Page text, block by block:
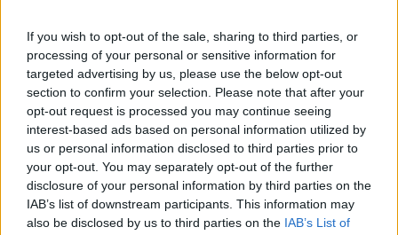
If you wish to opt-out of the sale, sharing to third parties, or
processing of your personal or sensitive information for
targeted advertising by us, please use the below opt-out
section to confirm your selection. Please note that after your
opt-out request is processed you may continue seeing
interest-based ads based on personal information utilized by
us or personal information disclosed to third parties prior to
your opt-out. You may separately opt-out of the further
disclosure of your personal information by third parties on the
IAB’s list of downstream participants. This information may
also be disclosed by us to third parties on the IAB’s List of
Είχα περάσει μήνες προετοιμάζοντας αυτή τη
μέρα. Μόνο το φόρεμα κόστισε σχεδόν μισό
χρόνο μισθού. Το μακιγιάζ, τα μαλλιά — όλα